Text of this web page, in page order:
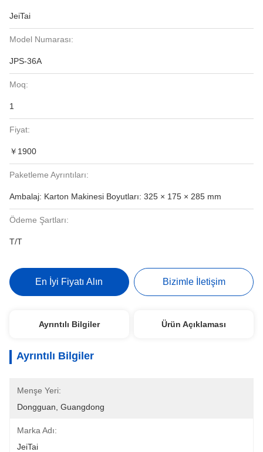
JeiTai
Model Numarası:
JPS-36A
Moq:
1
Fiyat:
￥1900
Paketleme Ayrıntıları:
Ambalaj: Karton Makinesi Boyutları: 325 × 175 × 285 mm
Ödeme Şartları:
T/T
En İyi Fiyatı Alın Bizimle İletişim
Ayrıntılı Bilgiler Ürün Açıklaması
Ayrıntılı Bilgiler
Menşe Yeri:
Dongguan, Guangdong
Marka Adı:
JeiTai